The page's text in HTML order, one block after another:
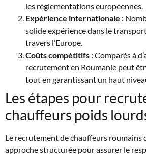
les réglementations européennes.
Expérience internationale :
solide expérience dans le
travers l’Europe.
Coûts compétitifs : Comparés à
recrutement en Roumanie peut
tout en garantissant un haut
Les étapes pour
chauffeurs poids
Le recrutement de chauffeurs roumains
approche structurée pour assurer le